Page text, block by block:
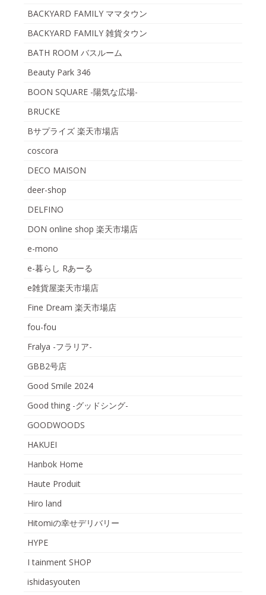
BACKYARD FAMILY ママタウン
BACKYARD FAMILY 雑貨タウン
BATH ROOM バスルーム
Beauty Park 346
BOON SQUARE -陽気な広場-
BRUCKE
Bサプライズ 楽天市場店
coscora
DECO MAISON
deer-shop
DELFINO
DON online shop 楽天市場店
e-mono
e-暮らし Rあーる
e雑貨屋楽天市場店
Fine Dream 楽天市場店
fou-fou
Fralya -フラリア-
GBB2号店
Good Smile 2024
Good thing -グッドシング-
GOODWOODS
HAKUEI
Hanbok Home
Haute Produit
Hiro land
Hitomiの幸せデリバリー
HYPE
I tainment SHOP
ishidasyouten